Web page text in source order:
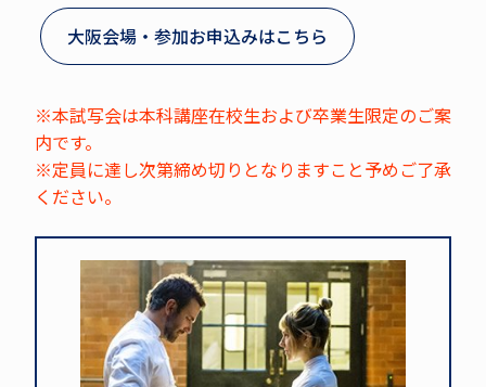
大阪会場・参加お申込みはこちら
※本試写会は本科講座在校生および卒業生限定のご案
内です。
※定員に達し次第締め切りとなりますこと予めご了承
ください。